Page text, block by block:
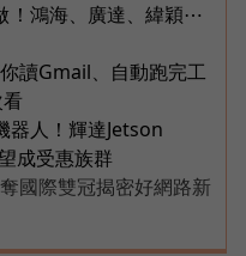
！鴻海、廣達、緯穎⋯
讀Gmail、自動跑完工
器人！輝達Jetson
成受惠族群
國際雙冠揭密好網路新